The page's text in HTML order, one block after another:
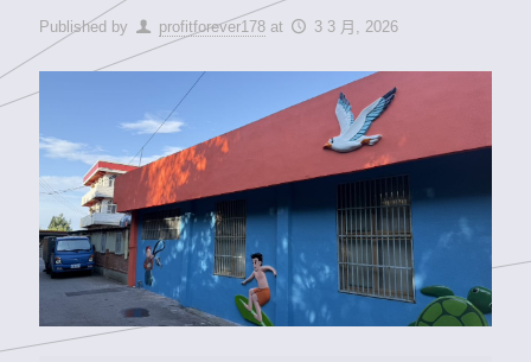
Published by profitforever178 at 3 3 月, 2026